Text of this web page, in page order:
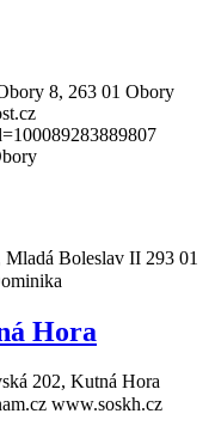
8, 263 01 Obory
Boleslav II 293 01
Hora
202, Kutná Hora
www.soskh.cz